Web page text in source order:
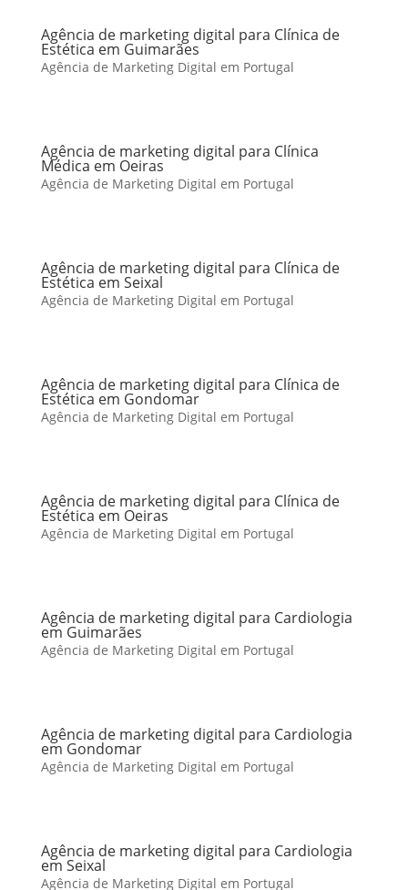
Agência de marketing digital para Clínica de
Estética em Guimarães
Agência de Marketing Digital em Portugal
Agência de marketing digital para Clínica
Médica em Oeiras
Agência de Marketing Digital em Portugal
Agência de marketing digital para Clínica de
Estética em Seixal
Agência de Marketing Digital em Portugal
Agência de marketing digital para Clínica de
Estética em Gondomar
Agência de Marketing Digital em Portugal
Agência de marketing digital para Clínica de
Estética em Oeiras
Agência de Marketing Digital em Portugal
Agência de marketing digital para Cardiologia
em Guimarães
Agência de Marketing Digital em Portugal
Agência de marketing digital para Cardiologia
em Gondomar
Agência de Marketing Digital em Portugal
Agência de marketing digital para Cardiologia
em Seixal
Agência de Marketing Digital em Portugal